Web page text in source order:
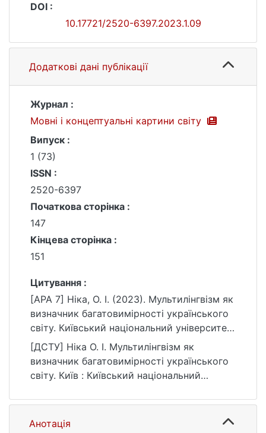
DOI :
10.17721/2520-6397.2023.1.09
Додаткові дані публікації
Журнал :
Мовні і концептуальні картини світу
Випуск :
1 (73)
ISSN :
2520-6397
Початкова сторінка :
147
Кінцева сторінка :
151
Цитування :
[APA 7] Ніка, О. І. (2023). Мультилінгвізм як
визначник багатовимірності українського
світу. Київський національний університет
імені Тараса Шевченка.
https://doi.org/10.17721/2520-6397.2023.1.09
[ДСТУ] Ніка О. І. Мультилінгвізм як
визначник багатовимірності українського
світу. Київ : Київський національний
С. 520. DOI: 10.17721/2520-6397.2023.1.09
(дата звернення: 26.07.2026).
Анотація